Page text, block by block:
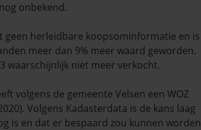
onbekend.
geen herleidbare koopsominformatie en is
meer dan 9% meer waard geworden.
waarschijnlijk niet meer verkocht.
volgens de gemeente Velsen een WOZ
Volgens Kadasterdata is de kans laag
is en dat er bespaard zou kunnen worden